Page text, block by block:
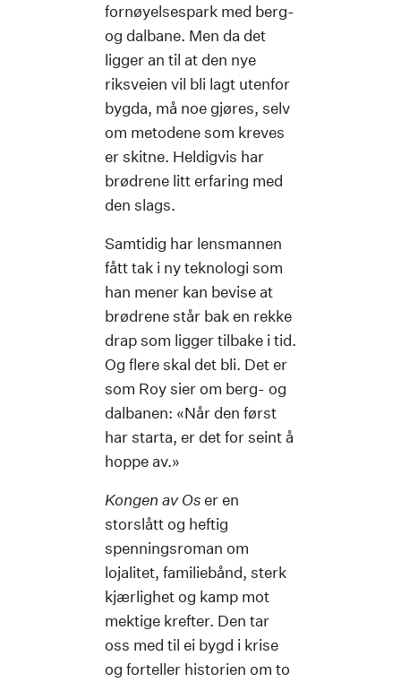
fornøyelsespark med berg-
og dalbane. Men da det
ligger an til at den nye
riksveien vil bli lagt utenfor
bygda, må noe gjøres, selv
om metodene som kreves
er skitne. Heldigvis har
brødrene litt erfaring med
den slags.
Samtidig har lensmannen
fått tak i ny teknologi som
han mener kan bevise at
brødrene står bak en rekke
drap som ligger tilbake i tid.
Og flere skal det bli. Det er
som Roy sier om berg- og
dalbanen: «Når den først
har starta, er det for seint å
hoppe av.»
Kongen av Oser en
storslått og heftig
spenningsroman om
lojalitet, familiebånd, sterk
kjærlighet og kamp mot
mektige krefter. Den tar
oss med til ei bygd i krise
og forteller historien om to